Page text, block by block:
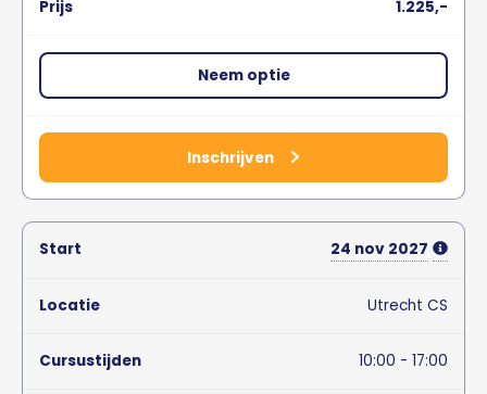
1.225,-
Neem optie
Inschrijven
24 nov 2027
Utrecht CS
10:00 - 17:00